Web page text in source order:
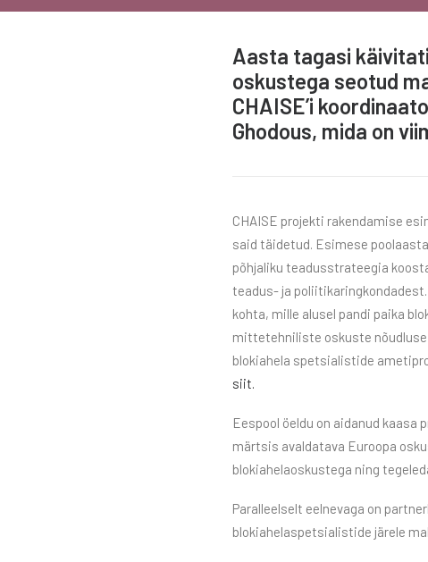
Aasta tagasi
oskustega seotud
CHAISE’i
Ghodous, mida on
CHAISE projekti rakendamise
said täidetud. Esimese
põhjaliku teadusstrateegia
teadus- ja
kohta, mille alusel pandi paika
mittetehniliste oskuste
blokiahela spetsialistide
siit.
Eespool öeldu on aidanud
märtsis avaldatava Euroopa
blokiahelaoskustega ning
Paralleelselt eelnevaga on
blokiahelaspetsialistide järele